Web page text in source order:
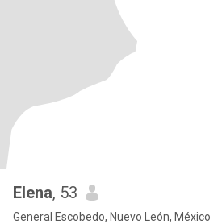
Elena, 53
General Escobedo, Nuevo León, México